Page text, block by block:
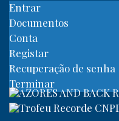
Entrar
Documentos
Conta
Registar
Recuperação de senha
Terminar